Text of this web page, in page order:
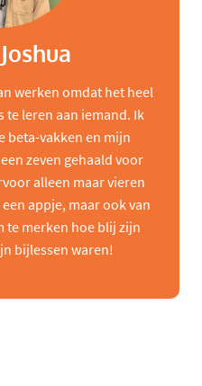
werken omdat het heel
te leren aan iemand. Ik
beta-vakken en mijn
zeven gehaald voor
alleen maar vieren
appje, maar ook van
te merken hoe blij zijn
bijlessen waren!